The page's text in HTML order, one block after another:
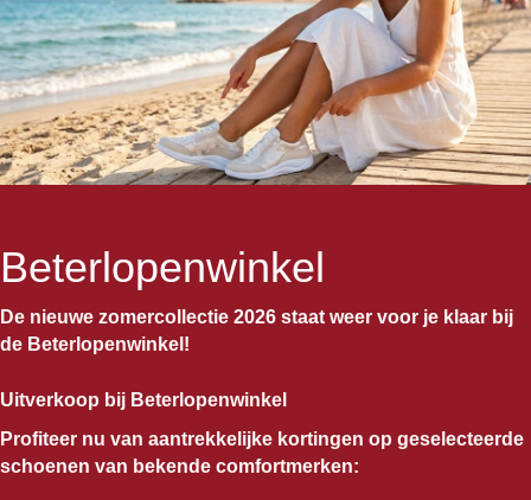
Beterlopenwinkel
De nieuwe zomercollectie 2026 staat weer voor je klaar bij
de Beterlopenwinkel!
Uitverkoop bij Beterlopenwinkel
Profiteer nu van aantrekkelijke kortingen op geselecteerde
schoenen van bekende comfortmerken: